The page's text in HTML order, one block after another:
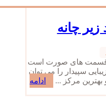
زیر چانه
قسمت های صورت است
سپیدار را می توان
بهترین مرکز ...
ادامه